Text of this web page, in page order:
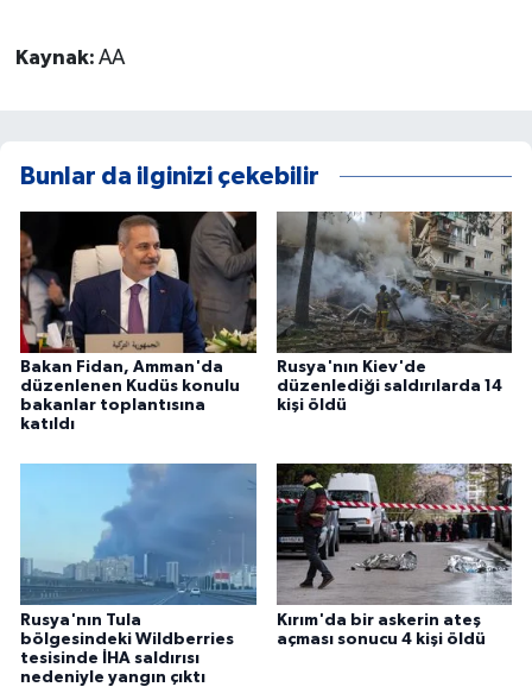
Kaynak: AA
Bunlar da ilginizi çekebilir
Bakan Fidan, Amman'da
düzenlenen Kudüs konulu
bakanlar toplantısına
katıldı
Rusya'nın Kiev'de
düzenlediği saldırılarda 14
kişi öldü
Rusya'nın Tula
bölgesindeki Wildberries
tesisinde İHA saldırısı
nedeniyle yangın çıktı
Kırım'da bir askerin ateş
açması sonucu 4 kişi öldü